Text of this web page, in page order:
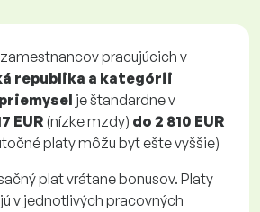
pracujúcich v
republika a kategórii
je štandardne v
EUR(nízke mzdy) do 2 810 EUR
platy môžu byť ešte vyššie)
plat vrátane bonusov. Platy
v jednotlivých pracovných